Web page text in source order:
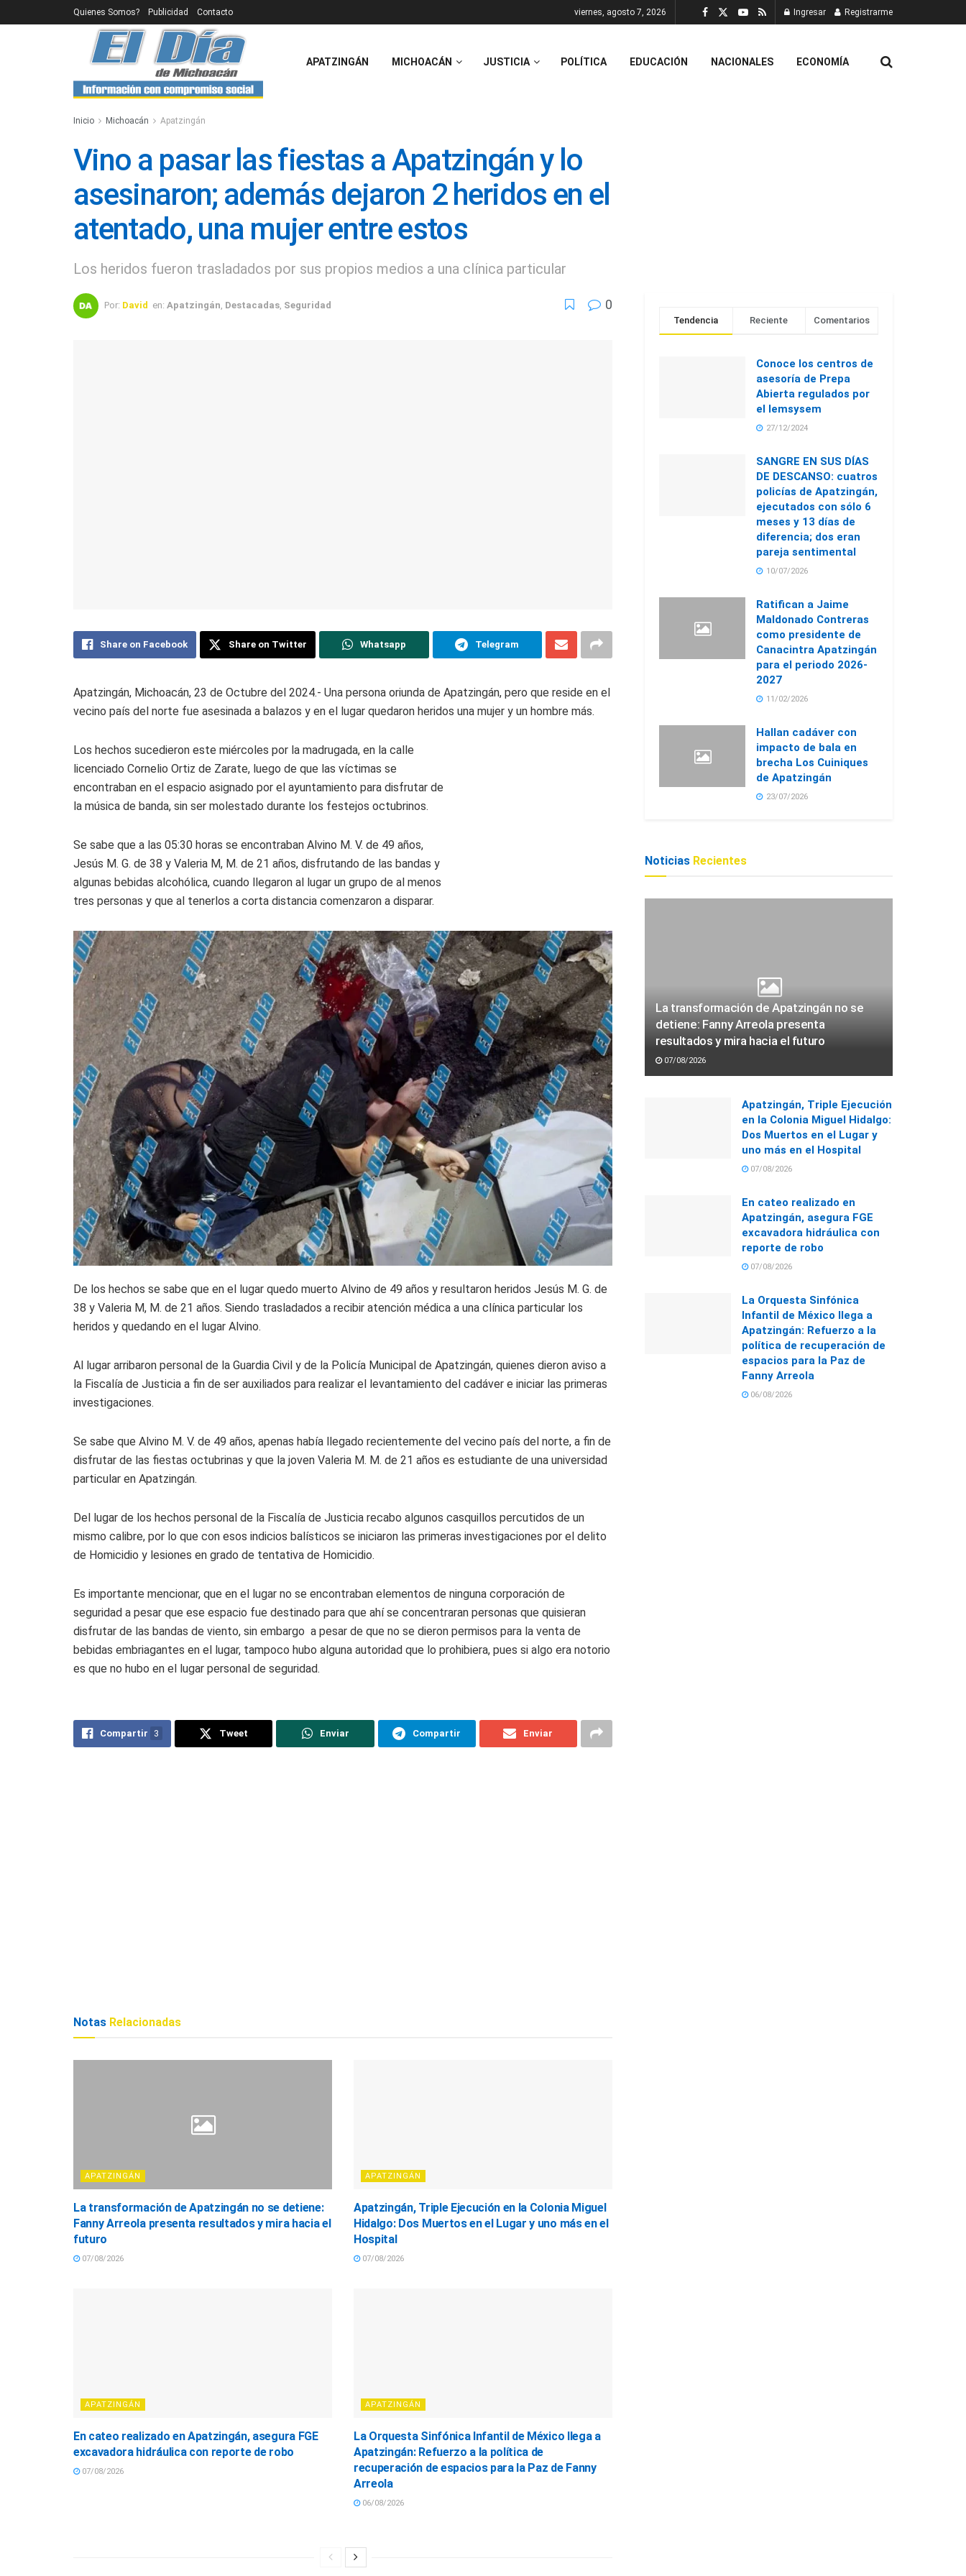
Quienes Somos? Publicidad Contacto viernes, agosto 7, 2026 Ingresar Registrarme
APATZINGÁN MICHOACÁN JUSTICIA POLÍTICA EDUCACIÓN NACIONALES ECONOMÍA
Inicio Michoacán Apatzingán
Vino a pasar las fiestas a Apatzingán y lo
asesinaron; además dejaron 2 heridos en el
atentado, una mujer entre estos
Los heridos fueron trasladados por sus propios medios a una clínica particular
Por: David en: Apatzingán Destacadas Seguridad 0
Share on Facebook Share on Twitter Whatsapp Telegram
Apatzingán, Michoacán, 23 de Octubre del 2024.- Una persona oriunda de Apatzingán, pero que reside en el
vecino país del norte fue asesinada a balazos y en el lugar quedaron heridos una mujer y un hombre más.
Los hechos sucedieron este miércoles por la madrugada, en la calle
licenciado Cornelio Ortiz de Zarate, luego de que las víctimas se
encontraban en el espacio asignado por el ayuntamiento para disfrutar de
la música de banda, sin ser molestado durante los festejos octubrinos.
Se sabe que a las 05:30 horas se encontraban Alvino M. V. de 49 años,
Jesús M. G. de 38 y Valeria M, M. de 21 años, disfrutando de las bandas y
algunas bebidas alcohólica, cuando llegaron al lugar un grupo de al menos
tres personas y que al tenerlos a corta distancia comenzaron a disparar.
De los hechos se sabe que en el lugar quedo muerto Alvino de 49 años y resultaron heridos Jesús M. G. de
38 y Valeria M, M. de 21 años. Siendo trasladados a recibir atención médica a una clínica particular los
heridos y quedando en el lugar Alvino.
Al lugar arribaron personal de la Guardia Civil y de la Policía Municipal de Apatzingán, quienes dieron aviso a
la Fiscalía de Justicia a fin de ser auxiliados para realizar el levantamiento del cadáver e iniciar las primeras
investigaciones.
Se sabe que Alvino M. V. de 49 años, apenas había llegado recientemente del vecino país del norte, a fin de
disfrutar de las fiestas octubrinas y que la joven Valeria M. M. de 21 años es estudiante de una universidad
particular en Apatzingán.
Del lugar de los hechos personal de la Fiscalía de Justicia recabo algunos casquillos percutidos de un
mismo calibre, por lo que con esos indicios balísticos se iniciaron las primeras investigaciones por el delito
de Homicidio y lesiones en grado de tentativa de Homicidio.
Es importante mencionar, que en el lugar no se encontraban elementos de ninguna corporación de
seguridad a pesar que ese espacio fue destinado para que ahí se concentraran personas que quisieran
disfrutar de las bandas de viento, sin embargo a pesar de que no se dieron permisos para la venta de
bebidas embriagantes en el lugar, tampoco hubo alguna autoridad que lo prohibiera, pues si algo era notorio
es que no hubo en el lugar personal de seguridad.
Compartir 3 Tweet Enviar Compartir Enviar
Notas Relacionadas
APATZINGÁN
La transformación de Apatzingán no se detiene:
Fanny Arreola presenta resultados y mira hacia el
futuro
07/08/2026
APATZINGÁN
Apatzingán, Triple Ejecución en la Colonia Miguel
Hidalgo: Dos Muertos en el Lugar y uno más en el
Hospital
07/08/2026
APATZINGÁN
En cateo realizado en Apatzingán, asegura FGE
excavadora hidráulica con reporte de robo
07/08/2026
APATZINGÁN
La Orquesta Sinfónica Infantil de México llega a
Apatzingán: Refuerzo a la política de
recuperación de espacios para la Paz de Fanny
Arreola
06/08/2026
Tendencia Reciente Comentarios
Conoce los centros de
asesoría de Prepa
Abierta regulados por
el Iemsysem
27/12/2024
SANGRE EN SUS DÍAS
DE DESCANSO: cuatros
policías de Apatzingán,
ejecutados con sólo 6
meses y 13 días de
diferencia; dos eran
pareja sentimental
10/07/2026
Ratifican a Jaime
Maldonado Contreras
como presidente de
Canacintra Apatzingán
para el periodo 2026-
2027
11/02/2026
Hallan cadáver con
impacto de bala en
brecha Los Cuiniques
de Apatzingán
23/07/2026
Noticias Recientes
La transformación de Apatzingán no se
detiene: Fanny Arreola presenta
resultados y mira hacia el futuro
07/08/2026
Apatzingán, Triple Ejecución
en la Colonia Miguel Hidalgo:
Dos Muertos en el Lugar y
uno más en el Hospital
07/08/2026
En cateo realizado en
Apatzingán, asegura FGE
excavadora hidráulica con
reporte de robo
07/08/2026
La Orquesta Sinfónica
Infantil de México llega a
Apatzingán: Refuerzo a la
política de recuperación de
espacios para la Paz de
Fanny Arreola
06/08/2026